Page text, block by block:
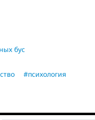
бус
#психология